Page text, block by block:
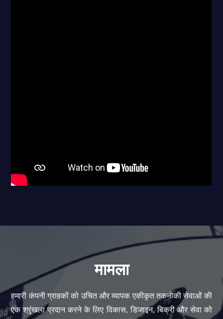
मामला
हमारी कंपनी ग्राहकों को उचित और व्यापक एकीकृत तकनीकी सेवाओं की
एक श्रृंखला प्रदान करने के लिए विकास, डिजाइन, बिक्री और सेवा को